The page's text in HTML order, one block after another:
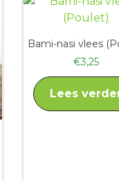
Bami-nasi vlees
€3,25
Lees